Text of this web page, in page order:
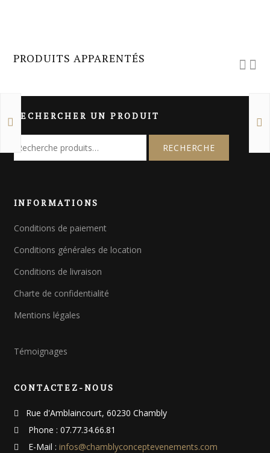
PRODUITS APPARENTÉS
RECHERCHER UN PRODUIT
e
r
h
p
o
r
:
INFORMATIONS
Conditions de paiement
Conditions générales de location
Conditions de livraison
Charte de confidentialité
Mentions légales
Témoignages
CONTACTEZ-NOUS
Rue d'Amblaincourt, 60230 Chambly
Phone : 07.77.34.66.81
E-Mail : infos@chamblyconceptevenements.com